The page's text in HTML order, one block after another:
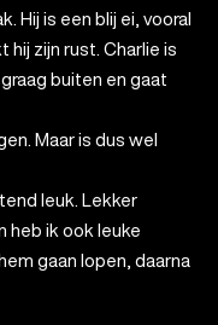
Hij is een blij ei, vooral
hij zijn rust. Charlie is
buiten en gaat
Maar is dus wel
leuk. Lekker
heb ik ook leuke
gaan lopen, daarna